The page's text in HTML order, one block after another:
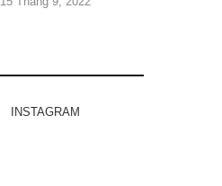
INSTAGRAM